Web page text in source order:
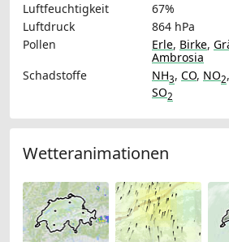
Luftfeuchtigkeit
67%
Luftdruck
864 hPa
Pollen
Erle, Birke,
Ambrosia
Schadstoffe
NH3, CO, NO2,
SO2
Wetteranimationen